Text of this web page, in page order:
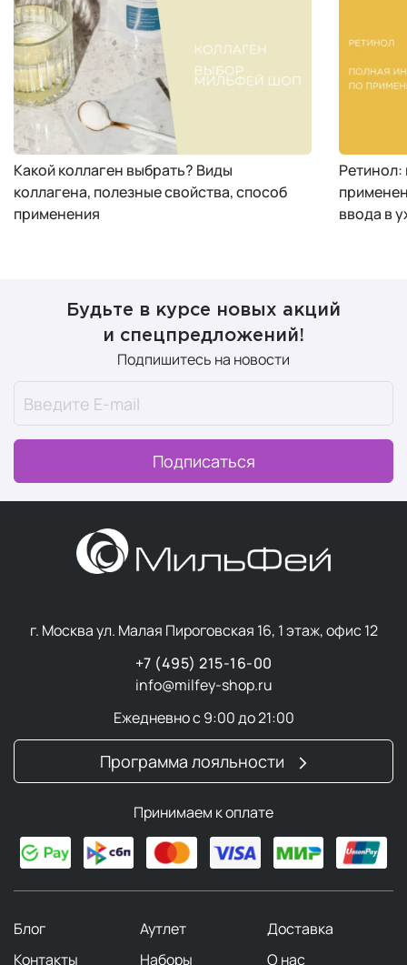
Какой коллаген выбрать? Виды
коллагена, полезные свойства, способ
применения
Ретинол:
ввода в
Будьте в курсе новых акций
и спецпредложений!
Подпишитесь на новости
Подписаться
г. Москва ул. Малая Пироговская 16, 1 этаж, офис 12
+7 (495) 215-16-00
info@milfey-shop.ru
Ежедневно с 9:00 до 21:00
Программа лояльности
Принимаем к оплате
Блог Аутлет
Доставка
Контакты
Наборы О нас